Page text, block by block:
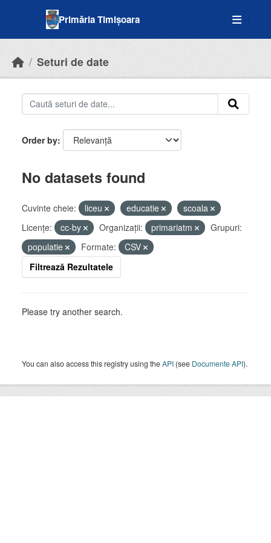
Primăria Timișoara
Seturi de date
Order by
No datasets found
Cuvinte cheie: liceu educatie
scoala
Licenţe:
cc-by Organizații: primariatm
Grupuri:
populatie
Formate:
CSV
Filtrează Rezultatele
Please try another search.
You can also access this registry using theAPI (see Documente API).